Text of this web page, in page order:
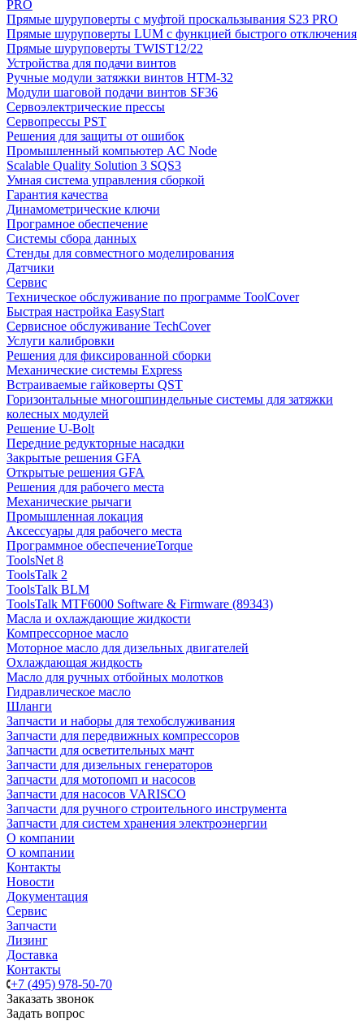
PRO
Прямые шуруповерты с муфтой проскальзывания S23 PRO
Прямые шуруповерты LUM с функцией быстрого отключения
Прямые шуруповерты TWIST12/22
Устройства для подачи винтов
Ручные модули затяжки винтов HTM-32
Модули шаговой подачи винтов SF36
Сервоэлектрические прессы
Сервопрессы PST
Решения для защиты от ошибок
Промышленный компьютер AC Node
Scalable Quality Solution 3 SQS3
Умная система управления сборкой
Гарантия качества
Динамометрические ключи
Програмное обеспечение
Системы сбора данных
Стенды для совместного моделирования
Датчики
Сервис
Техническое обслуживание по программе ToolCover
Быстрая настройка EasyStart
Cервисное обслуживание TechCover
Услуги калибровки
Решения для фиксированной сборки
Механические системы Express
Встраиваемые гайковерты QST
Горизонтальные многошпиндельные системы для затяжки
колесных модулей
Решение U-Bolt
Передние редукторные насадки
Закрытые решения GFA
Открытые решения GFA
Решения для рабочего места
Механические рычаги
Промышленная локация
Аксессуары для рабочего места
Программное обеспечениеTorque
ToolsNet 8
ToolsTalk 2
ToolsTalk BLM
ToolsTalk MTF6000 Software & Firmware (89343)
Масла и охлаждающие жидкости
Компрессорное масло
Моторное масло для дизельных двигателей
Охлаждающая жидкость
Масло для ручных отбойных молотков
Гидравлическое масло
Шланги
Запчасти и наборы для техобслуживания
Запчасти для передвижных компрессоров
Запчасти для осветительных мачт
Запчасти для дизельных генераторов
Запчасти для мотопомп и насосов
Запчасти для насосов VARISCO
Запчасти для ручного строительного инструмента
Запчасти для систем хранения электроэнергии
О компании
О компании
Контакты
Новости
Документация
Сервис
Запчасти
Лизинг
Доставка
Контакты
+7 (495) 978-50-70
Заказать звонок
Задать вопрос